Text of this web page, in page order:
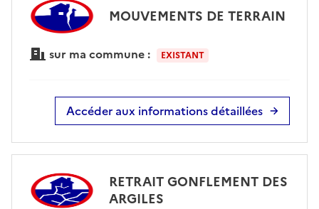
MOUVEMENTS DE TERRAIN
sur ma commune : EXISTANT
Accéder aux informations détaillées
RETRAIT GONFLEMENT DES
ARGILES